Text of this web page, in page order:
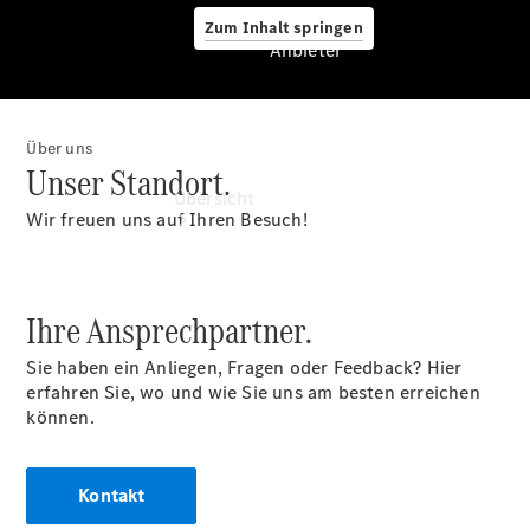
Zum Inhalt springen
Übersicht
Startseite
Beratung
Anbieter
Über uns
Unser Standort.
Wir freuen uns auf Ihren Besuch!
Ihre Ansprechpartner.
Sie haben ein Anliegen, Fragen oder Feedback? Hier
erfahren Sie, wo und wie Sie uns am besten erreichen
können.
Kontakt